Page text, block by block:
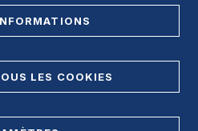
LES COOKIES